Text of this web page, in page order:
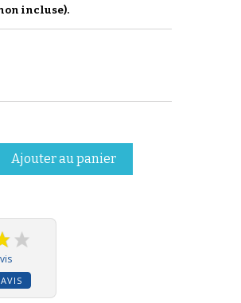
incluse).
Ajouter au panier